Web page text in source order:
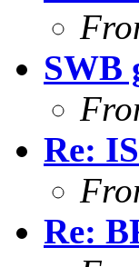
SWB
Re:
Re: